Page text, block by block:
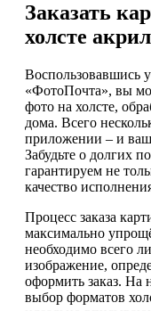
Заказать
холсте
Воспользовавшись
«ФотоПочта», вы
фото на холсте,
дома. Всего
приложении – и ваш
Забудьте о долгих
гарантируем не
качество
Процесс заказа
максимально
необходимо всего
изображение,
оформить заказ. На
выбор форматов